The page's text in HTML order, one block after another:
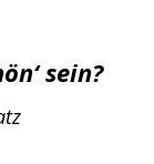
sein?